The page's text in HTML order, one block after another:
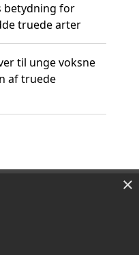
betydning for
truede arter
til unge voksne
af truede
×